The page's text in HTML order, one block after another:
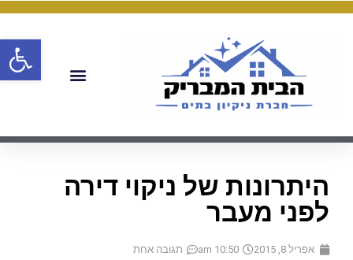
היתרונות של ניקוי דירה
לפני מעבר
אפריל 8, 2015 10:50 am תגובה אחת